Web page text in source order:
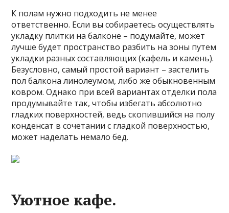
К полам нужно подходить не менее
ответственно. Если вы собираетесь осуществлять
укладку плитки на балконе – подумайте, может
лучше будет пространство разбить на зоны путем
укладки разных составляющих (кафель и камень).
Безусловно, самый простой вариант – застелить
пол балкона линолеумом, либо же обыкновенным
ковром. Однако при всей вариантах отделки пола
продумывайте так, чтобы избегать абсолютно
гладких поверхностей, ведь скопившийся на полу
конденсат в сочетании с гладкой поверхностью,
может наделать немало бед.
Уютное кафе.